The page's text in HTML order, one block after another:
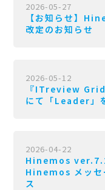
2026-05-27
【お知らせ】
改定のお知らせ
2026-05-12
『ITreview
にて「Leader」
2026-04-22
Hinemos
Hinemos メッセ
ス